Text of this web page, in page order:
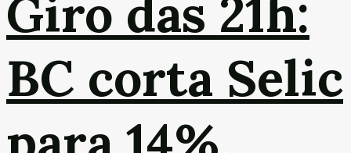
Giro das 21h:
BC corta Selic